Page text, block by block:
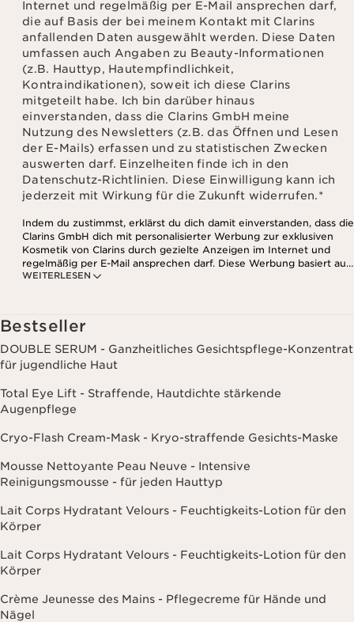
Internet und regelmäßig per E-Mail ansprechen darf,
die auf Basis der bei meinem Kontakt mit Clarins
anfallenden Daten ausgewählt werden. Diese Daten
umfassen auch Angaben zu Beauty-Informationen
(z.B. Hauttyp, Hautempfindlichkeit,
Kontraindikationen), soweit ich diese Clarins
mitgeteilt habe. Ich bin darüber hinaus
einverstanden, dass die Clarins GmbH meine
Nutzung des Newsletters (z.B. das Öffnen und Lesen
der E-Mails) erfassen und zu statistischen Zwecken
auswerten darf. Einzelheiten finde ich in den
Datenschutz-Richtlinien. Diese Einwilligung kann ich
jederzeit mit Wirkung für die Zukunft widerrufen.*
WEITERLESEN
Indem du zustimmst, erklärst du dich damit einverstanden, dass die
Clarins GmbH dich mit personalisierter Werbung zur exklusiven
Kosmetik von Clarins durch gezielte Anzeigen im Internet und
regelmäßig per E-Mail ansprechen darf. Diese Werbung basiert auf
den Daten, die bei deinem Kontakt mit Clarins anfallen,
mitgeteilt hast. Außerdem stimmst du zu, dass die Clarins GmbH
dein Nutzungsverhalten im Zusammenhang mit dem Newsletter
(z.B. das Öffnen und Lesen der E-Mails) erfassen und zu
statistischen Zwecken auswerten darf. Weitere Informationen
findest du in den Datenschutz-Richtlinien. Diese Einwilligung
Bestseller
DOUBLE SERUM - Ganzheitliches Gesichtspflege-Konzentrat
für jugendliche Haut
Total Eye Lift - Straffende, Hautdichte stärkende
Augenpflege
Cryo-Flash Cream-Mask - Kryo-straffende Gesichts-Maske
Mousse Nettoyante Peau Neuve - Intensive
Reinigungsmousse - für jeden Hauttyp
Lait Corps Hydratant Velours - Feuchtigkeits-Lotion für den
Körper
Lait Corps Hydratant Velours - Feuchtigkeits-Lotion für den
Körper
Crème Jeunesse des Mains - Pflegecreme für Hände und
Nägel